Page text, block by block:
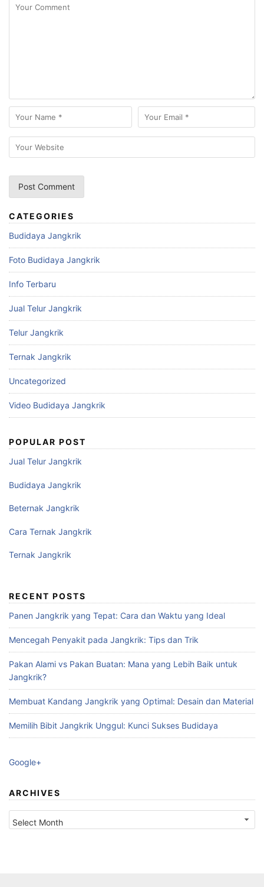
CATEGORIES
Budidaya Jangkrik
Foto Budidaya Jangkrik
Info Terbaru
Jual Telur Jangkrik
Telur Jangkrik
Ternak Jangkrik
Uncategorized
Video Budidaya Jangkrik
POPULAR POST
Jual Telur Jangkrik
Budidaya Jangkrik
Beternak Jangkrik
Cara Ternak Jangkrik
Ternak Jangkrik
RECENT POSTS
Panen Jangkrik yang Tepat: Cara dan Waktu yang Ideal
Mencegah Penyakit pada Jangkrik: Tips dan Trik
Pakan Alami vs Pakan Buatan: Mana yang Lebih Baik untuk
Jangkrik?
Membuat Kandang Jangkrik yang Optimal: Desain dan Material
Memilih Bibit Jangkrik Unggul: Kunci Sukses Budidaya
Google+
ARCHIVES
Archives